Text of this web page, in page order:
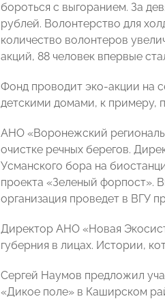
бороться с выгоранием. За
рублей. Волонтерство для
количество волонтеров
акций, 88 человек впервые
Фонд проводит эко-акции на
детскими домами, к примеру,
АНО «Воронежский
очистке речных берегов.
Усманского бора на
проекта «Зеленый форпост».
организация проведет в ВГУ
Директор АНО «Новая
губерния в лицах. Истории,
Сергей Наумов предложил
«Дикое поле» в Каширском